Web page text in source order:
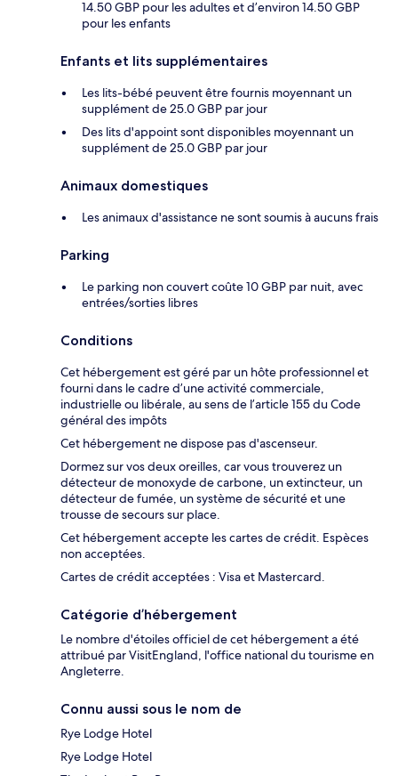
14.50 GBP pour les adultes et d’environ 14.50 GBP
pour les enfants
Enfants et lits supplémentaires
Les lits-bébé peuvent être fournis moyennant un
supplément de 25.0 GBP par jour
Des lits d'appoint sont disponibles moyennant un
supplément de 25.0 GBP par jour
Animaux domestiques
Les animaux d'assistance ne sont soumis à aucuns frais
Parking
Le parking non couvert coûte 10 GBP par nuit, avec
entrées/sorties libres
Conditions
Cet hébergement est géré par un hôte professionnel et
fourni dans le cadre d’une activité commerciale,
industrielle ou libérale, au sens de l’article 155 du Code
général des impôts
Cet hébergement ne dispose pas d'ascenseur.
Dormez sur vos deux oreilles, car vous trouverez un
détecteur de monoxyde de carbone, un extincteur, un
détecteur de fumée, un système de sécurité et une
trousse de secours sur place.
Cet hébergement accepte les cartes de crédit. Espèces
non acceptées.
Cartes de crédit acceptées : Visa et Mastercard.
Catégorie d’hébergement
Le nombre d'étoiles officiel de cet hébergement a été
attribué par VisitEngland, l'office national du tourisme en
Angleterre.
Connu aussi sous le nom de
Rye Lodge Hotel
Rye Lodge Hotel